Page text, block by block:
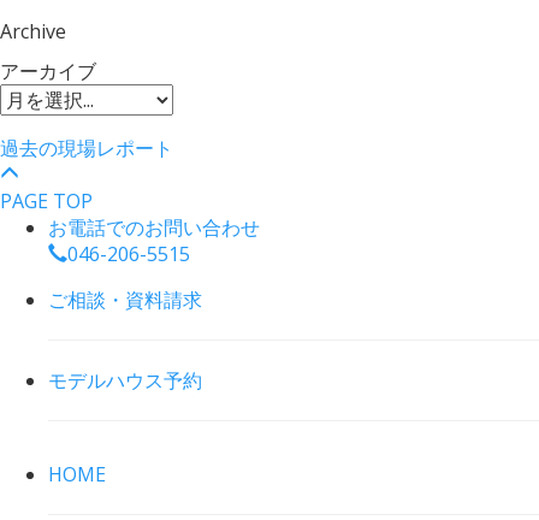
Archive
アーカイブ
過去の現場レポート
PAGE TOP
お電話でのお問い合わせ
046-206-5515
ご相談・資料請求
モデルハウス予約
HOME